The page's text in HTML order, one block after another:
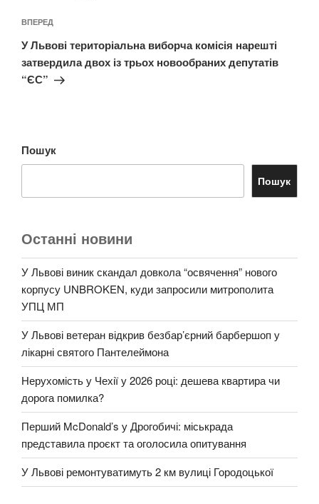
Наступний
запис
ВПЕРЕД
У Львові територіальна виборча комісія нарешті
затвердила двох із трьох новообраних депутатів
“ЄС”
Пошук
Пошук
Останні новини
У Львові виник скандал довкола “освячення” нового
корпусу UNBROKEN, куди запросили митрополита
УПЦ МП
У Львові ветеран відкрив безбар’єрний барбершоп у
лікарні святого Пантелеймона
Нерухомість у Чехії у 2026 році: дешева квартира чи
дорога помилка?
Перший McDonald’s у Дрогобичі: міськрада
представила проєкт та оголосила опитування
У Львові ремонтуватимуть 2 км вулиці Городоцької